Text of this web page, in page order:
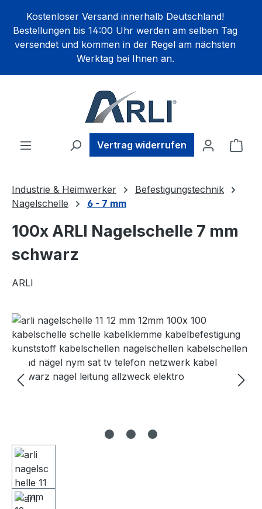
springen
Kostenloser Versand innerhalb Deutschland!
Bestellungen bis 14:00 Uhr werden am selben Tag
versendet und kommen in der Regel am nächsten
Werktag bei Ihnen an.
Vertrag widerrufen
Industrie & Heimwerker
Befestigungstechnik
Nagelschelle
6 - 7 mm
100x ARLI Nagelschelle 7 mm
schwarz
ARLI
Bildergalerie überspringen